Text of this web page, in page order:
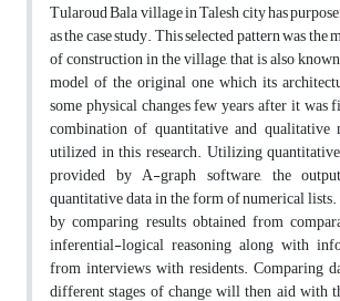
Tularoud Bala village in Talesh city has
as the case study. This selected pattern was the
of construction in the village, that is also
model of the original one which its
some physical changes few years after it was
combination of quantitative and qualitative
utilized in this research. Utilizing
provided by A-graph software, the
quantitative data in the form of numerical
by comparing results obtained from
inferential-logical reasoning along with
from interviews with residents. Comparing
different stages of change will then aid with